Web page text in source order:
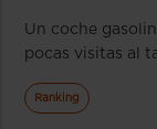
Un coche
pocas visitas al
Ranking